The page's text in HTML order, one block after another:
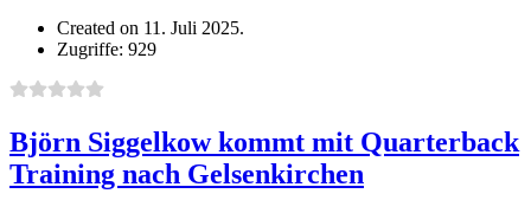
Created on 11. Juli 2025.
Zugriffe: 929
Björn Siggelkow kommt mit Quarterback
Training nach Gelsenkirchen